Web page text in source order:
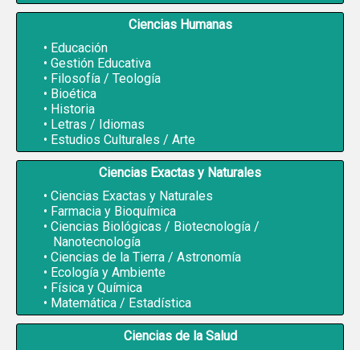
Ciencias Humanas
Educación
Gestión Educativa
Filosofía / Teología
Bioética
Historia
Letras / Idiomas
Estudios Culturales / Arte
Ciencias Exactas y Naturales
Ciencias Exactas y Naturales
Farmacia y Bioquímica
Ciencias Biológicas / Biotecnología /
Nanotecnología
Ciencias de la Tierra / Astronomía
Ecología y Ambiente
Física y Química
Matemática / Estadística
Ciencias de la Salud